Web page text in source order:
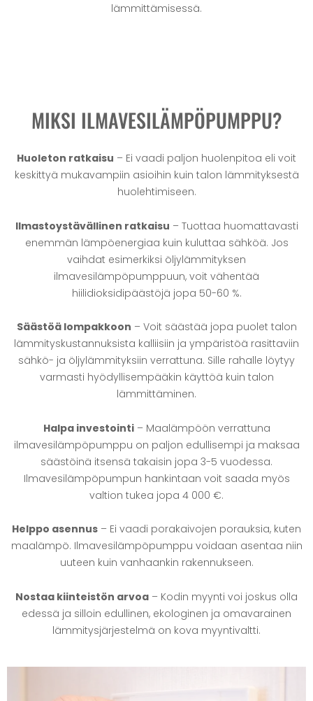
lämmittämisessä.
MIKSI ILMAVESILÄMPÖPUMPPU?
Huoleton ratkaisu – Ei vaadi paljon huolenpitoa eli voit
keskittyä mukavampiin asioihin kuin talon lämmityksestä
huolehtimiseen.
Ilmastoystävällinen ratkaisu – Tuottaa huomattavasti
enemmän lämpöenergiaa kuin kuluttaa sähköä. Jos
vaihdat esimerkiksi öljylämmityksen
ilmavesilämpöpumppuun, voit vähentää
hiilidioksidipäästöjä jopa 50-60 %.
Säästöä lompakkoon – Voit säästää jopa puolet talon
lämmityskustannuksista kalliisiin ja ympäristöä rasittaviin
sähkö- ja öljylämmityksiin verrattuna. Sille rahalle löytyy
varmasti hyödyllisempääkin käyttöä kuin talon
lämmittäminen.
Halpa investointi– Maalämpöön verrattuna
ilmavesilämpöpumppu on paljon edullisempi ja maksaa
säästöinä itsensä takaisin jopa 3-5 vuodessa.
Ilmavesilämpöpumpun hankintaan voit saada myös
valtion tukea jopa 4 000 €.
Helppo asennus – Ei vaadi porakaivojen porauksia, kuten
maalämpö. Ilmavesilämpöpumppu voidaan asentaa niin
uuteen kuin vanhaankin rakennukseen.
Nostaa kiinteistön arvoa – Kodin myynti voi joskus olla
edessä ja silloin edullinen, ekologinen ja omavarainen
lämmitysjärjestelmä on kova myyntivaltti.